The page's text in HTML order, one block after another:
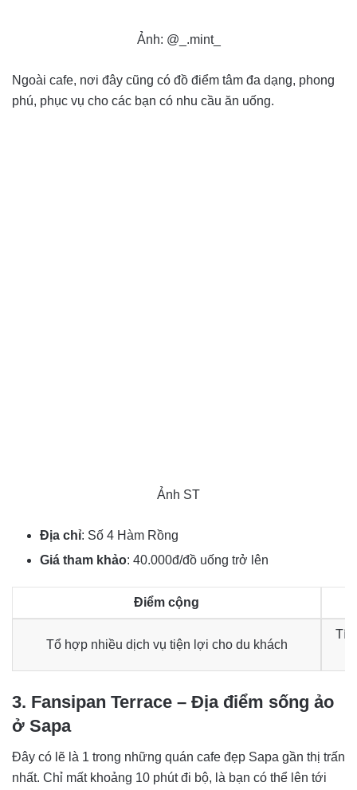
Ảnh: @_.mint_
Ngoài cafe, nơi đây cũng có đồ điểm tâm đa dạng, phong
phú, phục vụ cho các bạn có nhu cầu ăn uống.
Ảnh ST
Địa chỉ: Số 4 Hàm Rồng
Giá tham khảo: 40.000đ/đồ uống trở lên
Điểm cộng
Tổ hợp nhiều dịch vụ tiện lợi cho du khách
3. Fansipan Terrace – Địa điểm sống ảo
ở Sapa
Đây có lẽ là 1 trong những quán cafe đẹp Sapa gần thị trấn
nhất. Chỉ mất khoảng 10 phút đi bộ, là bạn có thể lên tới